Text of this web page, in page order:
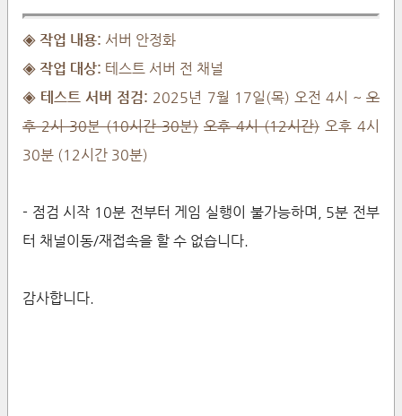
◈ 작업 내용: 서버 안정화
◈ 작업 대상: 테스트 서버 전 채널
◈ 테스트 서버 점검: 2025년 7월 17일(목) 오전 4시 ~오
후 2시 30분 (10시간 30분) 오후 4시 (12시간) 오후 4시
30분 (12시간 30분)
- 점검 시작 10분 전부터 게임 실행이 불가능하며, 5분 전부
터 채널이동/재접속을 할 수 없습니다.
감사합니다.